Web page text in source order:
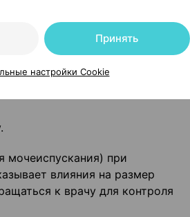
мочеис­пускания) при
влияния на размер
к врачу для контроля
Принять
настройки Cookie